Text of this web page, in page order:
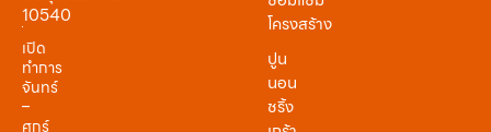
10540
เปิด
ทำการ
จันทร์
–
ศุกร์
โครงสร้าง
ปูน
นอน
ชริ้ง